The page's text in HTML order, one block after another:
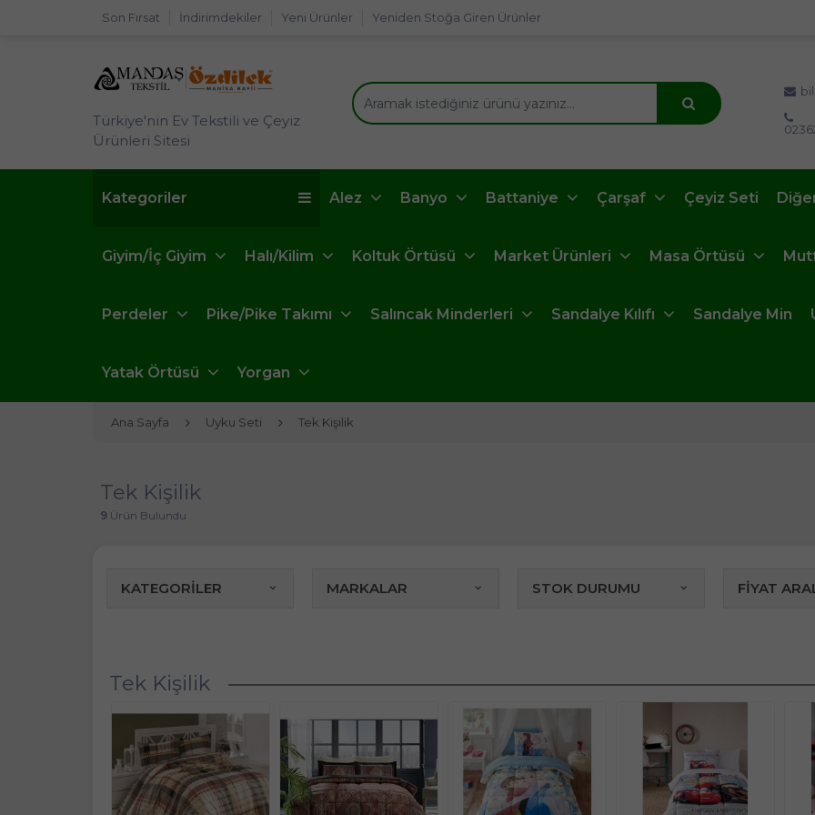
Son Fırsat İndirimdekiler Yeni Ürünler Yeniden Stoğa Giren Ürünler
Türkiye'nin Ev Tekstili ve Çeyiz
Ürünleri Sitesi
Kategoriler Alez Banyo Battaniye Çarşaf Çeyiz Seti
Giyim/İç Giyim Halı/Kilim Koltuk Örtüsü Market Ürünleri Masa Örtüsü
Perdeler Pike/Pike Takımı Salıncak Minderleri Sandalye Kılıfı Sandalye Min
Yatak Örtüsü Yorgan
Ana Sayfa Uyku Seti Tek Kişilik
Tek Kişilik
9 Ürün Bulundu
KATEGORİLER MARKALAR STOK DURUMU FİYAT
Tek Kişilik